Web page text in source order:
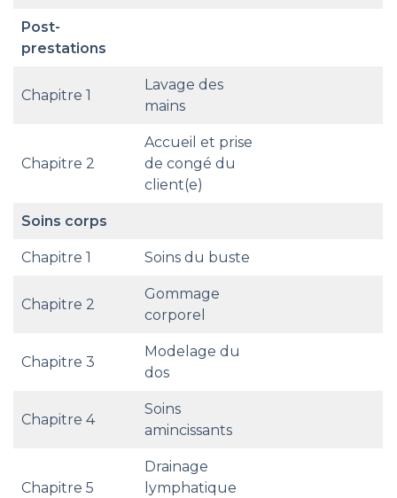
Post-
prestations
Chapitre 1
Lavage des
mains
Chapitre 2
Accueil et prise
de congé du
client(e)
Soins corps
Chapitre 1 Soins du buste
Chapitre 2
Gommage
corporel
Chapitre 3
Modelage du
dos
Chapitre 4
Soins
amincissants
Chapitre 5
Drainage
lymphatique